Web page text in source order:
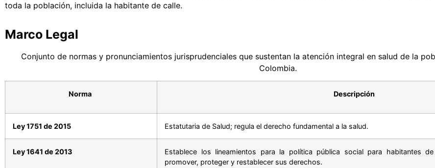
toda la población, incluida la habitante de calle.
Marco Legal
Conjunto de normas y pronunciamientos jurisprudenciales que sustentan la atención integral en salud de la
Colombia.
Norma Descripción
Ley 1751 de 2015 Estatutaria de Salud; regula el derecho fundamental a la salud.
Ley 1641 de 2013
Establece los lineamientos para la política pública social para habitantes
promover, proteger y restablecer sus derechos.